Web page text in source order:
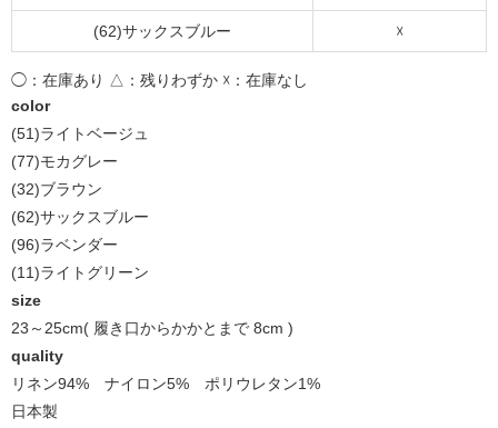
(62)サックスブルー ☓
◯：在庫あり △：残りわずか ☓：在庫なし
color
(51)ライトベージュ
(77)モカグレー
(32)ブラウン
(62)サックスブルー
(96)ラベンダー
(11)ライトグリーン
size
23～25cm( 履き口からかかとまで 8cm )
quality
リネン94% ナイロン5% ポリウレタン1%
日本製